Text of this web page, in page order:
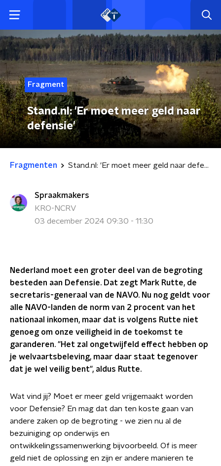
Fragment
Stand.nl: 'Er moet meer geld naar
defensie'
Fragmenten Stand.nl: 'Er moet meer geld naar defensie'
Spraakmakers
KRO-NCRV
03 december 2024 09:30 - 11:30
Nederland moet een groter deel van de begroting
besteden aan Defensie. Dat zegt Mark Rutte, de
secretaris-generaal van de NAVO. Nu nog geldt voor
alle NAVO-landen de norm van 2 procent van het
nationaal inkomen, maar dat is volgens Rutte niet
genoeg om onze veiligheid in de toekomst te
garanderen. "Het zal ongetwijfeld effect hebben op
je welvaartsbeleving, maar daar staat tegenover
dat je wel veilig bent", aldus Rutte.
Wat vind jij? Moet er meer geld vrijgemaakt worden
voor Defensie? En mag dat dan ten koste gaan van
andere zaken op de begroting - we zien nu al de
bezuiniging op onderwijs en
ontwikkelingssamenwerking bijvoorbeeld. Of is meer
geld niet de oplossing en zijn er andere manieren te